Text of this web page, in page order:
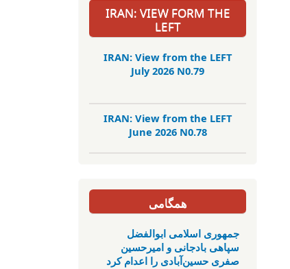
IRAN: VIEW FORM THE
LEFT
IRAN: View from the LEFT
July 2026 N0.79
IRAN: View from the LEFT
June 2026 N0.78
همگامی
جمهوری اسلامی ابوالفضل
سپاهی بادجانی و امیرحسین
صفری حسین‌آبادی را اعدام کرد